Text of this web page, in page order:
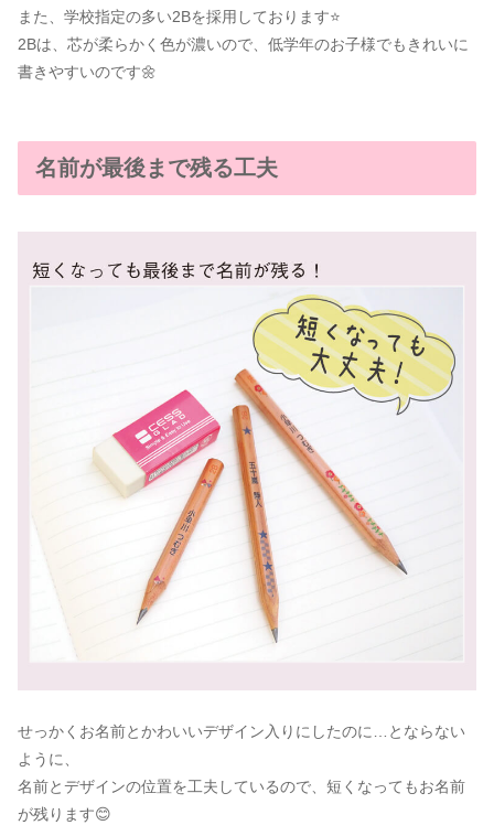
また、学校指定の多い2Bを採用しております⭐
2Bは、芯が柔らかく色が濃いので、低学年のお子様でもきれいに
書きやすいのです🌼
名前が最後まで残る工夫
せっかくお名前とかわいいデザイン入りにしたのに…とならない
ように、
名前とデザインの位置を工夫しているので、短くなってもお名前
が残ります😊